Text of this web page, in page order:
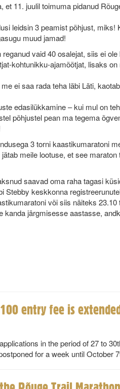
11. juulil toimuma pidanud
leidsin 3 peamist põhjust,
muud jamad!
vaid 40 osalejat, siis ei
kohtunikku-ajamõõtjat, lisaks
ei saa rada teha läbi Läti,
edasilükkamine – kui mul on
põhjustel pean ma tegema
3 torni kaastikumaratoni
meile lootuse, et see
saavad oma raha tagasi
Stebby keskkonna
või siis näiteks
kanda järgmisesse aastasse,
entry fee is
in the period of 27 to
for a week until October